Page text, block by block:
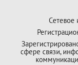
Сетевое
сфере связи,